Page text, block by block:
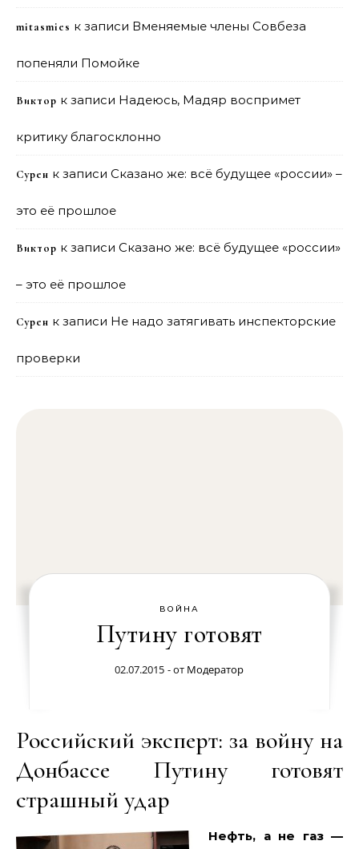
mitasmies к записи Вменяемые члены Совбеза
попеняли Помойке
Виктор к записи Надеюсь, Мадяр воспримет
критику благосклонно
Сурен к записи Сказано же: всё будущее «россии» –
это её прошлое
Виктор к записи Сказано же: всё будущее «россии»
– это её прошлое
Сурен к записи Не надо затягивать инспекторские
проверки
ВОЙНА
Путину готовят
02.07.2015 - от Модератор
Российский эксперт: за войну на
Донбассе Путину готовят
страшный удар
Нефть, а не газ —